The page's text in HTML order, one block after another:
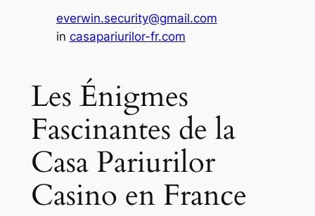
everwin.security@gmail.com
in casapariurilor-fr.com
Les Énigmes
Fascinantes de la
Casa Pariurilor
Casino en France